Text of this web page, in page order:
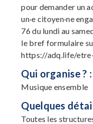
pour demander un
un·e citoyen·ne
76 du lundi au
le bref formulaire
https://adq.life/
Qui organise ? :
Musique ensemble
Quelques
Toutes les